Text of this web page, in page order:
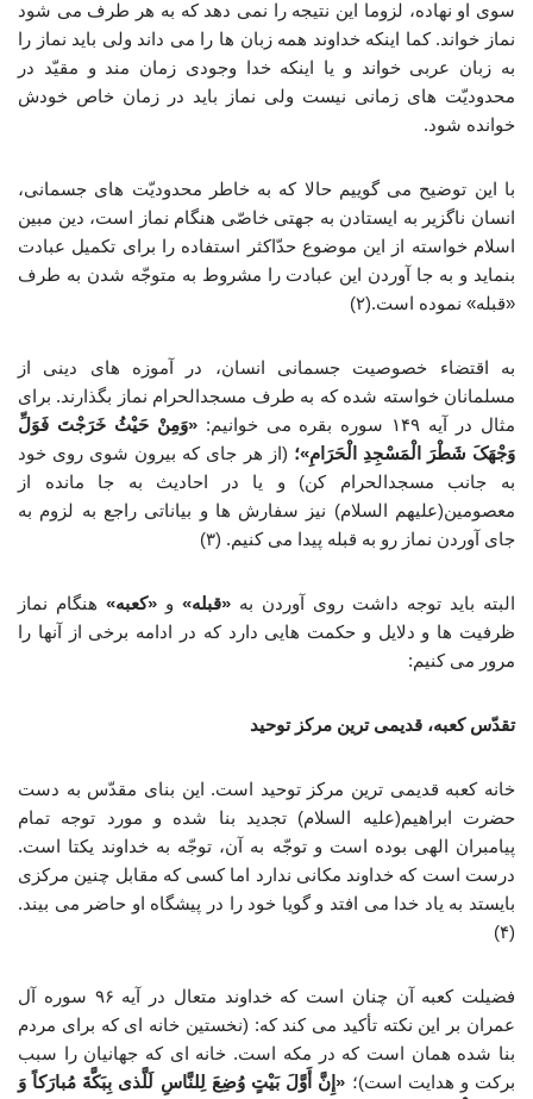
سوی او نهاده، لزوما این نتیجه را نمی دهد که به هر طرف می شود
نماز خواند. کما اینکه خداوند همه زبان ها را می داند ولی باید نماز را
به زبان عربی خواند و یا اینکه خدا وجودی زمان مند و مقیّد در
محدودیّت های زمانی نیست ولی نماز باید در زمان خاص خودش
خوانده شود.
با این توضیح می گوییم حالا که به خاطر محدودیّت های جسمانی،
انسان ناگزیر به ایستادن به جهتی خاصّی هنگام نماز است، دین مبین
اسلام خواسته از این موضوع حدّاکثر استفاده را برای تکمیل عبادت
بنماید و به جا آوردن این عبادت را مشروط به متوجّه شدن به طرف
«قبله» نموده است.(۲)
به اقتضاء خصوصیت جسمانی انسان، در آموزه های دینی از
مسلمانان خواسته شده که به طرف مسجدالحرام نماز بگذارند. برای
مثال در آیه ۱۴۹ سوره بقره می خوانیم:
«وَمِنْ حَیْثُ خَرَجْتَ فَوَلِّ
وَجْهَکَ شَطْرَ الْمَسْجِدِ الْحَرَامِ»؛ (از هر جای که بیرون شوی روی خود
به جانب مسجدالحرام کن) و یا در احادیث به جا مانده از
معصومین(علیهم السلام) نیز سفارش ها و بیاناتی راجع به لزوم به
جای آوردن نماز رو به قبله پیدا می کنیم. (۳)
البته باید توجه داشت روی آوردن به «قبله» و «کعبه» هنگام نماز
ظرفیت ها و دلایل و حکمت هایی دارد که در ادامه برخی از آنها را
مرور می کنیم:
تقدّس کعبه، قدیمی ترین مرکز توحید
خانه کعبه قدیمی ترین مرکز توحید است. این بنای مقدّس به دست
حضرت ابراهیم(علیه السلام) تجدید بنا شده و مورد توجه تمام
پیامبران الهی بوده است و توجّه به آن، توجّه به خداوند یکتا است.
درست است که خداوند مکانی ندارد اما کسی که مقابل چنین مرکزی
بایستد به یاد خدا می افتد و گویا خود را در پیشگاه او حاضر می بیند.
(۴)
فضیلت کعبه آن چنان است که خداوند متعال در آیه ۹۶ سوره آل
عمران بر این نکته تأکید می کند که: (نخستین خانه ای که برای مردم
بنا شده همان است که در مکه است. خانه ای که جهانیان را سبب
برکت و هدایت است)؛ «إِنَّ أَوَّلَ بَیْتٍ وُضِعَ لِلنَّاسِ لَلَّذی بِبَکَّةَ مُبارَکاً وَ